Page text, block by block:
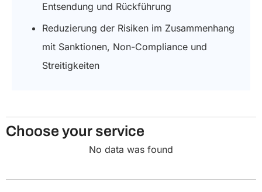
Entsendung und Rückführung
Reduzierung der Risiken im Zusammenhang
mit Sanktionen, Non-Compliance und
Streitigkeiten
Choose your service
No data was found